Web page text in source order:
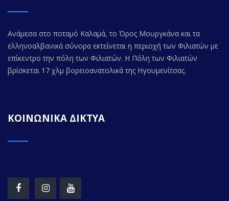
Ανάμεσα στο ποταμό Καλαμά, το Όρος Μουργκάνα και τα
ελληνοαλβανικά σύνορα εκτείνεται η περιοχή των Φιλιατών με
επίκεντρο την πόλη των Φιλιατών. Η Πόλη των Φιλιατών
βρίσκεται 17 χλμ βορειοανατολικά της Ηγουμενίτσας.
ΚΟΙΝΩΝΙΚΑ ΔΙΚΤΥΑ